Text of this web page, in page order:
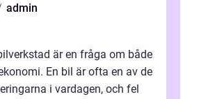
admin
är en fråga om både
En bil är ofta en av de
i vardagen, och fel